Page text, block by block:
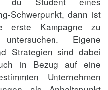
Schwerpunkt, dann ist
erste Kampagne zu
Eigene
Strategien sind dabei
in Bezug auf eine
Unternehmen